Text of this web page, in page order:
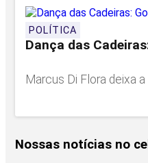
POLÍTICA
Dança das
Marcus Di Flora deixa
Nossas notícias no